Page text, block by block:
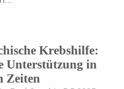
Krebshilfe:
Unterstützung in
Zeiten